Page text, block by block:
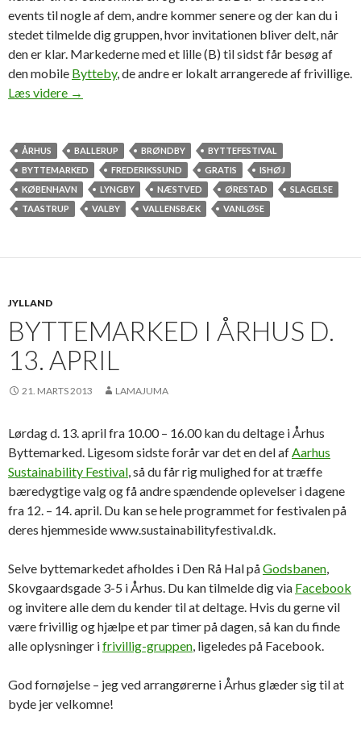
events til nogle af dem, andre kommer senere og der kan du i
stedet tilmelde dig gruppen, hvor invitationen bliver delt, når
den er klar. Markederne med et lille (B) til sidst får besøg af
den mobile Bytteby, de andre er lokalt arrangerede af frivillige.
Læs videre Efterårets byttemarkeder 2013
→
ÅRHUS BALLERUP BRØNDBY
BYTTEFESTIVAL
BYTTEMARKED
FREDERIKSSUND GRATIS
ISHØJ
KØBENHAVN
LYNGBY NÆSTVED ØRESTAD
SLAGELSE
TAASTRUP
VALBY VALLENSBÆK VANLØSE
JYLLAND
BYTTEMARKED I ÅRHUS D.
13. APRIL
21. MARTS 2013 LAMAJUMA
Lørdag d. 13. april fra 10.00 – 16.00 kan du deltage i Århus
Byttemarked. Ligesom sidste forår var det en del afAarhus
Sustainability Festival, så du får rig mulighed for at træffe
bæredygtige valg og få andre spændende oplevelser i dagene
fra 12. – 14. april. Du kan se hele programmet for festivalen på
deres hjemmeside www.sustainabilityfestival.dk.
Selve byttemarkedet afholdes i Den Rå Hal påGodsbanen,
Skovgaardsgade 3-5 i Århus. Du kan tilmelde dig via Facebook
og invitere alle dem du kender til at deltage. Hvis du gerne vil
være frivillig og hjælpe et par timer på dagen, så kan du finde
alle oplysninger ifrivillig-gruppen, ligeledes på Facebook.
God fornøjelse – jeg ved arrangørerne i Århus glæder sig til at
byde jer velkomne!